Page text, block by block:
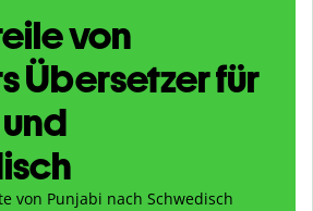
von
Übersetzer für
von Punjabi nach Schwedisch